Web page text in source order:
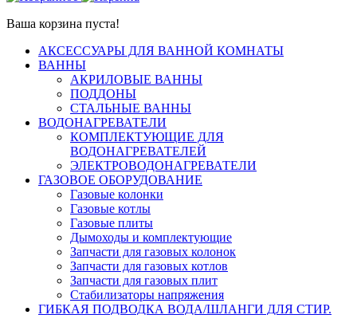
Ваша корзина пуста!
АКСЕССУАРЫ ДЛЯ ВАННОЙ КОМНАТЫ
ВАННЫ
АКРИЛОВЫЕ ВАННЫ
ПОДДОНЫ
СТАЛЬНЫЕ ВАННЫ
ВОДОНАГРЕВАТЕЛИ
КОМПЛЕКТУЮЩИЕ ДЛЯ
ВОДОНАГРЕВАТЕЛЕЙ
ЭЛЕКТРОВОДОНАГРЕВАТЕЛИ
ГАЗОВОЕ ОБОРУДОВАНИЕ
Газовые колонки
Газовые котлы
Газовые плиты
Дымоходы и комплектующие
Запчасти для газовых колонок
Запчасти для газовых котлов
Запчасти для газовых плит
Стабилизаторы напряжения
ГИБКАЯ ПОДВОДКА ВОДА/ШЛАНГИ ДЛЯ СТИР.